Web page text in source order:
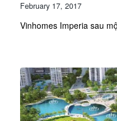
February 17, 2017
Vinhomes Imperia sau